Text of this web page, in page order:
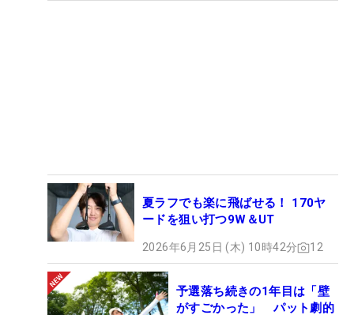
夏ラフでも楽に飛ばせる！ 170ヤ
ードを狙い打つ9W＆UT
2026年6月25日 (木) 10時42分 12
予選落ち続きの1年目は「壁
がすごかった」 パット劇的